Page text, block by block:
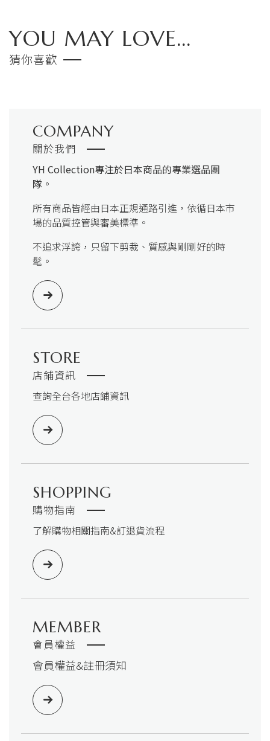
YOU MAY LOVE...
猜你喜歡
COMPANY
關於我們
YH Collection專注於日本商品的專業選品團
隊。
所有商品皆經由日本正規通路引進，依循日本市
場的品質控管與審美標準。
不追求浮誇，只留下剪裁、質感與剛剛好的時
髦。
STORE
店鋪資訊
查詢全台各地店鋪資訊
SHOPPING
購物指南
了解購物相關指南&訂退貨流程
MEMBER
會員權益
會員權益&註冊須知